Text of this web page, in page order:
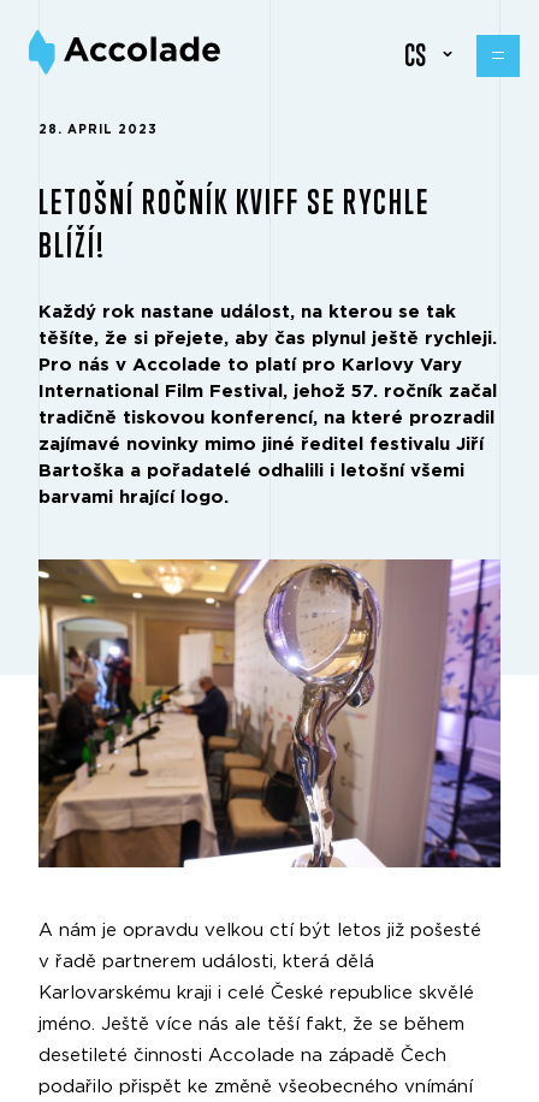
CS
28. APRIL 2023
LETOŠNÍ ROČNÍK KVIFF SE RYCHLE
BLÍŽÍ!
Každý rok nastane událost, na kterou se tak
těšíte, že si přejete, aby čas plynul ještě rychleji.
Pro nás v Accolade to platí pro Karlovy Vary
International Film Festival, jehož 57. ročník začal
tradičně tiskovou konferencí, na které prozradil
zajímavé novinky mimo jiné ředitel festivalu Jiří
Bartoška a pořadatelé odhalili i letošní všemi
barvami hrající logo.
A nám je opravdu velkou ctí být letos již pošesté
v řadě partnerem události, která dělá
Karlovarskému kraji i celé České republice skvělé
jméno. Ještě více nás ale těší fakt, že se během
desetileté činnosti Accolade na západě Čech
podařilo přispět ke změně všeobecného vnímání